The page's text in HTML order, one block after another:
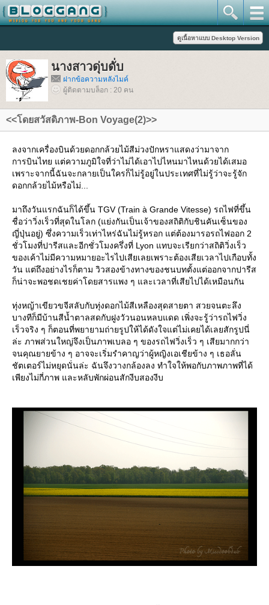
นางสาวดุ่บดั่บ
ฝากข้อความหลังไมค์
ผู้ติดตามบล็อก : 20 คน
<<โดยสวัสดิภาพ-Bon Voyage(2)>>
ลงจากเครื่องบินด้วยดอกกล้วยไม้สีม่วงปักหราแสดงว่ามาจาก
การบินไทย แต่ความภูมิใจที่ว่าไม่ได้เอาไปไหนมาไหนด้วยได้เสมอ
เพราะจากนี้ฉันจะกลายเป็นใครก็ไม่รู้อยู่ในประเทศที่ไม่รู้ว่าจะรู้จัก
ดอกกล้วยไม้หรือไม่...
มาถึงวันแรกฉันก็ได้ขึ้น TGV (Train à Grande Vitesse) รถไฟที่ขึ้น
ชื่อว่าวิ่งเร็วที่สุดในโลก (แย่งกันเป็นเจ้าของสถิติกับชินคันเซ็นของ
ญี่ปุ่นอยู่) ซึ่งความเร็วเท่าไหร่ฉันไม่รู้หรอก แต่ต้องมารอรถไฟออก 2
ชั่วโมงที่ปารีสและอีกชั่วโมงครึ่งที่ Lyon แทบจะเรียกว่าสถิติวิ่งเร็ว
ของเค้าไม่มีความหมายอะไรไปเสียเลยเพราะต้องเสียเวลาไปเกือบทั้ง
วัน แต่ถึงอย่างไรก็ตาม วิวสองข้างทางของชนบทตั้งแต่ออกจากปารีส
ก็น่าจะพอชดเชยค่าโดยสารแพง ๆ และเวลาที่เสียไปได้เหมือนกัน
ทุ่งหญ้าเขียวขจีสลับกับทุ่งดอกไม้สีเหลืองสุดสายตา สวยจนตะลึง
บางทีก็มีบ้านสีน้ำตาลสดกับฝูงวัวนอนหลบแดด เพิ่งจะรู้ว่ารถไฟวิ่ง
เร็วจริง ๆ ก็ตอนที่พยายามถ่ายรูปให้ได้ดังใจแต่ไม่เคยได้เลยสักรูปนี่
ล่ะ ภาพส่วนใหญ่จึงเป็นภาพเบลอ ๆ ของรถไฟวิ่งเร็ว ๆ เสียมากกว่า
จนคุณยายข้าง ๆ อาจจะเริ่มรำคาญว่าผู้หญิงเอเชียข้าง ๆ เธอลั่น
ชัตเตอร์ไม่หยุดนั่นล่ะ ฉันจึงวางกล้องลง ทำใจให้พอกับภาพภาพที่ได้
เพียงไม่กี่ภาพ และหลับพักผ่อนสักงีบสองงีบ